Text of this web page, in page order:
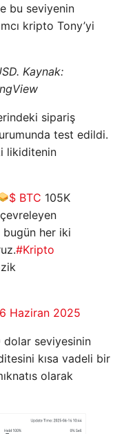
bu seviyenin
kripto Tony’yi
Kaynak:
sipariş
test edildi.
likiditenin
$ BTC 105K
her iki
#Kripto
Haziran 2025
dolar seviyesinin
kısa vadeli bir
olarak